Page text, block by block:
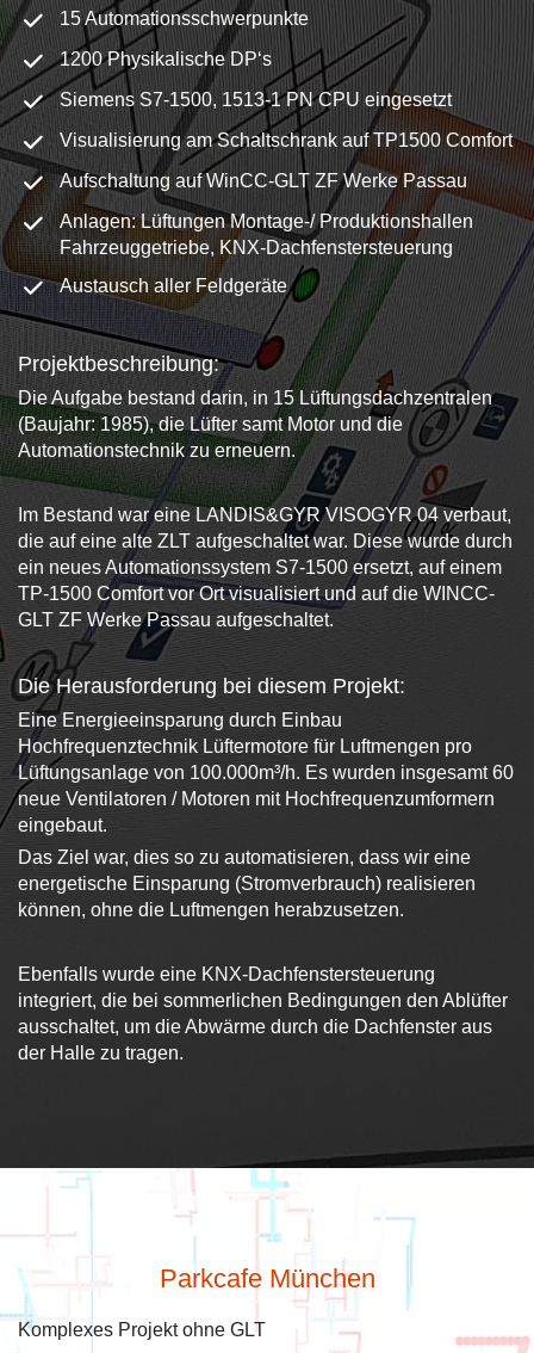
15 Automationsschwerpunkte
1200 Physikalische DP‘s
Siemens S7-1500, 1513-1 PN CPU eingesetzt
Visualisierung am Schaltschrank auf TP1500 Comfort
Aufschaltung auf WinCC-GLT ZF Werke Passau
Anlagen: Lüftungen Montage-/ Produktionshallen
Fahrzeuggetriebe, KNX-Dachfenstersteuerung
Austausch aller Feldgeräte
Projektbeschreibung:
Die Aufgabe bestand darin, in 15 Lüftungsdachzentralen
(Baujahr: 1985), die Lüfter samt Motor und die
Automationstechnik zu erneuern.
Im Bestand war eine LANDIS&GYR VISOGYR 04 verbaut,
die auf eine alte ZLT aufgeschaltet war. Diese wurde durch
ein neues Automationssystem S7-1500 ersetzt, auf einem
TP-1500 Comfort vor Ort visualisiert und auf die WINCC-
GLT ZF Werke Passau aufgeschaltet.
Die Herausforderung bei diesem Projekt:
Eine Energieeinsparung durch Einbau
Hochfrequenztechnik Lüftermotore für Luftmengen pro
Lüftungsanlage von 100.000m³/h. Es wurden insgesamt 60
neue Ventilatoren / Motoren mit Hochfrequenzumformern
eingebaut.
Das Ziel war, dies so zu automatisieren, dass wir eine
energetische Einsparung (Stromverbrauch) realisieren
können, ohne die Luftmengen herabzusetzen.
Ebenfalls wurde eine KNX-Dachfenstersteuerung
integriert, die bei sommerlichen Bedingungen den Ablüfter
ausschaltet, um die Abwärme durch die Dachfenster aus
der Halle zu tragen.
Parkcafe München
Komplexes Projekt ohne GLT